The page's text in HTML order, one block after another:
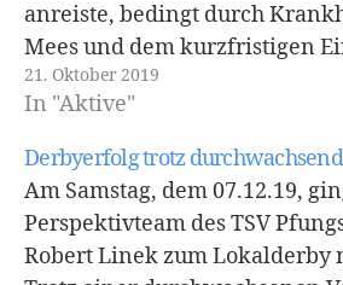
anreiste, bedingt durch
Mees und dem kurzfristigen
Führungsspieler Michael
Mannschaft, die zeitgleich mit
schaffte es nicht eine
sich zu entscheiden.
dünne…
21. Oktober 2019
In "Aktive"
Derbyerfolg trotz
Am Samstag, dem 07.12.19,
Perspektivteam des TSV
Robert Linek zum Lokalderby